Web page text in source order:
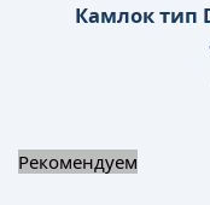
Камлок тип
Рекомендуем